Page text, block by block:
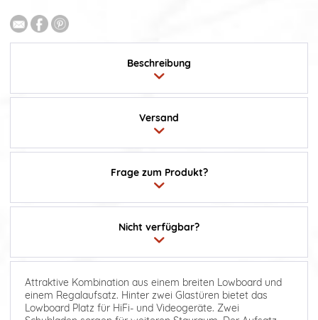
Beschreibung
Frage zum Produkt?
Versand
Nicht verfügbar?
Attraktive Kombination aus einem breiten Lowboard und
einem Regalaufsatz. Hinter zwei Glastüren bietet das
Lowboard Platz für HiFi- und Videogeräte. Zwei